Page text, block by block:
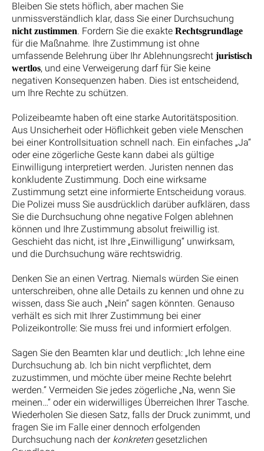
Bleiben Sie stets höflich, aber machen Sie
unmissverständlich klar, dass Sie einer Durchsuchung
nicht zustimmen. Fordern Sie die exakte Rechtsgrundlage
für die Maßnahme. Ihre Zustimmung ist ohne
umfassende Belehrung über Ihr Ablehnungsrecht juristisch
wertlos, und eine Verweigerung darf für Sie keine
negativen Konsequenzen haben. Dies ist entscheidend,
um Ihre Rechte zu schützen.
Polizeibeamte haben oft eine starke Autoritätsposition.
Aus Unsicherheit oder Höflichkeit geben viele Menschen
bei einer Kontrollsituation schnell nach. Ein einfaches „Ja“
oder eine zögerliche Geste kann dabei als gültige
Einwilligung interpretiert werden. Juristen nennen das
konkludente Zustimmung. Doch eine wirksame
Zustimmung setzt eine informierte Entscheidung voraus.
Die Polizei muss Sie ausdrücklich darüber aufklären, dass
Sie die Durchsuchung ohne negative Folgen ablehnen
können und Ihre Zustimmung absolut freiwillig ist.
Geschieht das nicht, ist Ihre „Einwilligung“ unwirksam,
und die Durchsuchung wäre rechtswidrig.
Denken Sie an einen Vertrag. Niemals würden Sie einen
unterschreiben, ohne alle Details zu kennen und ohne zu
wissen, dass Sie auch „Nein“ sagen könnten. Genauso
verhält es sich mit Ihrer Zustimmung bei einer
Polizeikontrolle: Sie muss frei und informiert erfolgen.
Sagen Sie den Beamten klar und deutlich: „Ich lehne eine
Durchsuchung ab. Ich bin nicht verpflichtet, dem
zuzustimmen, und möchte über meine Rechte belehrt
werden.“ Vermeiden Sie jedes zögerliche „Na, wenn Sie
meinen…“ oder ein widerwilliges Überreichen Ihrer Tasche.
Wiederholen Sie diesen Satz, falls der Druck zunimmt, und
fragen Sie im Falle einer dennoch erfolgenden
Durchsuchung nach der konkretengesetzlichen